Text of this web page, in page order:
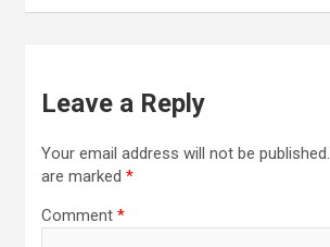
Leave a Reply
Your email address will not be published.
are marked *
Comment *